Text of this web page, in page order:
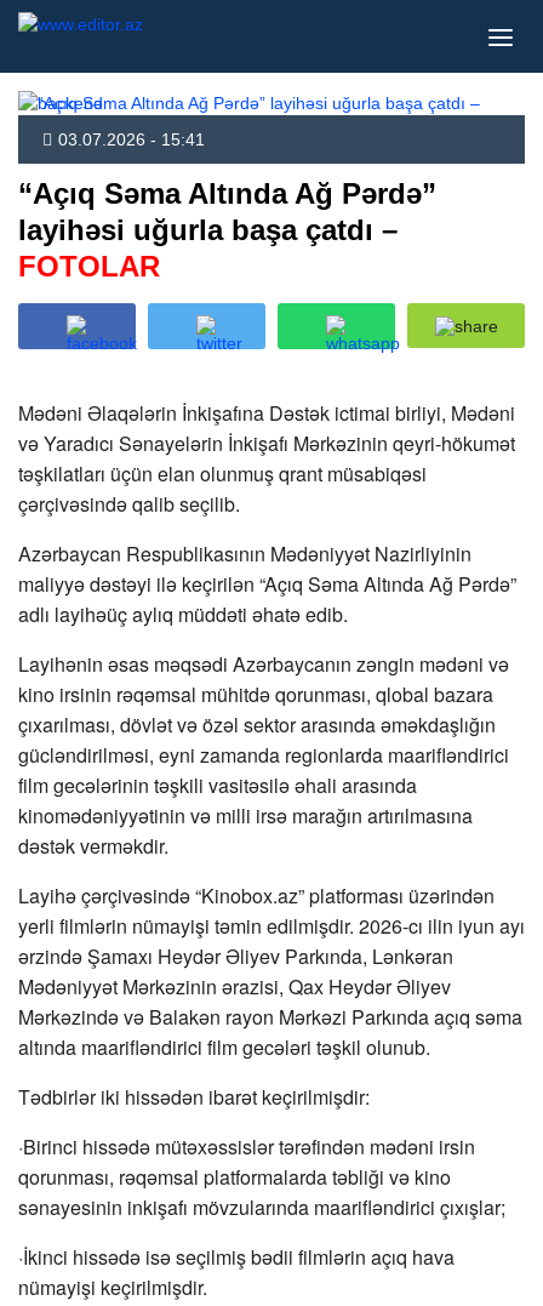
03.07.2026 - 15:41
“Açıq Səma Altında Ağ Pərdə”
layihəsi uğurla başa çatdı –
FOTOLAR
Mədəni Əlaqələrin İnkişafına Dəstək ictimai birliyi, Mədəni
və Yaradıcı Sənayelərin İnkişafı Mərkəzinin qeyri-hökumət
təşkilatları üçün elan olunmuş qrant müsabiqəsi
çərçivəsində qalib seçilib.
Azərbaycan Respublikasının Mədəniyyət Nazirliyinin
maliyyə dəstəyi ilə keçirilən “Açıq Səma Altında Ağ Pərdə”
adlı layihəüç aylıq müddəti əhatə edib.
Layihənin əsas məqsədi Azərbaycanın zəngin mədəni və
kino irsinin rəqəmsal mühitdə qorunması, qlobal bazara
çıxarılması, dövlət və özəl sektor arasında əməkdaşlığın
gücləndirilməsi, eyni zamanda regionlarda maarifləndirici
film gecələrinin təşkili vasitəsilə əhali arasında
kinomədəniyyətinin və milli irsə marağın artırılmasına
dəstək verməkdir.
Layihə çərçivəsində “Kinobox.az” platforması üzərindən
yerli filmlərin nümayişi təmin edilmişdir. 2026-cı ilin iyun ayı
ərzində Şamaxı Heydər Əliyev Parkında, Lənkəran
Mədəniyyət Mərkəzinin ərazisi, Qax Heydər Əliyev
Mərkəzində və Balakən rayon Mərkəzi Parkında açıq səma
altında maarifləndirici film gecələri təşkil olunub.
Tədbirlər iki hissədən ibarət keçirilmişdir:
·Birinci hissədə mütəxəssislər tərəfindən mədəni irsin
qorunması, rəqəmsal platformalarda təbliği və kino
sənayesinin inkişafı mövzularında maarifləndirici çıxışlar;
·İkinci hissədə isə seçilmiş bədii filmlərin açıq hava
nümayişi keçirilmişdir.